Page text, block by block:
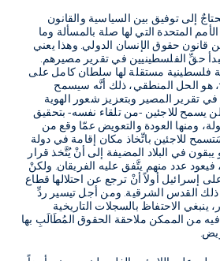
إلى توفيق بين السياسية والقانون
المتحدة التي لها صلة بالمسألة وما
قانون حقوق الإنسان الدولي. وهذا يعني
حقِّ الفلسطينيين في تقرير مصيرهم.
فلسطينية مستقلة لها سلطان كامل على
أرضها وفق حدود عام 1967، هو الحل المنطقي، ذلك أنَّه سيسمح
تقرير المصير وبتعزيز شعور الهوية
يسمح للاجئين -من تلقاء نفسه- بتحقيق
ومنها العودة والتعويض عمّا وقع من
للاجئين باتِّخاذ مكان إقامة في دولة
في البلاد المضيفة إلى أنْ يُتَّخذ قرار
عدد منهم يتَّفق عليه الفريقان. ولكنْ
إسرائيل أولاً أنْ ترجع عن احتلالها قطاع
ذلك القدس الشرقية. ومن أجل تيسير ردِّ
الاحتفاظ بالسجلات التاريخية
فيه من الممكن ملاحقة الحقوق المُطَالَبِ بها